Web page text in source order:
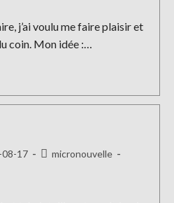
j’ai voulu me faire plaisir et
coin. Mon idée :…
17
Postmicronouvelle